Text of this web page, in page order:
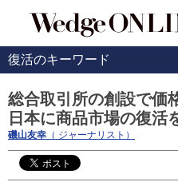
復活のキーワード
総合取引所の創設で価
日本に商品市場の復活
磯山友幸 （ ジャーナリスト）